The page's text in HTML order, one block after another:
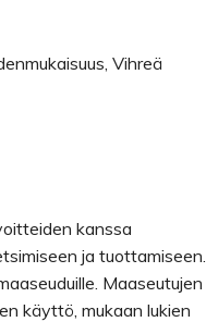
Vihreä
kanssa
ja tuottamiseen.
Maaseutujen
käyttö, mukaan lukien